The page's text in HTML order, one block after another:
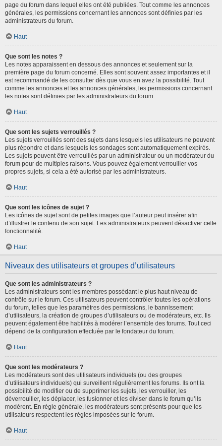
page du forum dans lequel elles ont été publiées. Tout comme les annonces
générales, les permissions concernant les annonces sont définies par les
administrateurs du forum.
Haut
Que sont les notes ?
Les notes apparaissent en dessous des annonces et seulement sur la
première page du forum concerné. Elles sont souvent assez importantes et il
est recommandé de les consulter dès que vous en avez la possibilité. Tout
comme les annonces et les annonces générales, les permissions concernant
les notes sont définies par les administrateurs du forum.
Haut
Que sont les sujets verrouillés ?
Les sujets verrouillés sont des sujets dans lesquels les utilisateurs ne peuvent
plus répondre et dans lesquels les sondages sont automatiquement expirés.
Les sujets peuvent être verrouillés par un administrateur ou un modérateur du
forum pour de multiples raisons. Vous pouvez également verrouiller vos
propres sujets, si cela a été autorisé par les administrateurs.
Haut
Que sont les icônes de sujet ?
Les icônes de sujet sont de petites images que l’auteur peut insérer afin
d’illustrer le contenu de son sujet. Les administrateurs peuvent désactiver cette
fonctionnalité.
Haut
Niveaux des utilisateurs et groupes d’utilisateurs
Que sont les administrateurs ?
Les administrateurs sont les membres possédant le plus haut niveau de
contrôle sur le forum. Ces utilisateurs peuvent contrôler toutes les opérations
du forum, telles que les paramètres des permissions, le bannissement
d’utilisateurs, la création de groupes d’utilisateurs ou de modérateurs, etc. Ils
peuvent également être habilités à modérer l’ensemble des forums. Tout ceci
dépend de la configuration effectuée par le fondateur du forum.
Haut
Que sont les modérateurs ?
Les modérateurs sont des utilisateurs individuels (ou des groupes
d’utilisateurs individuels) qui surveillent régulièrement les forums. Ils ont la
possibilité de modifier ou de supprimer les sujets, les verrouiller, les
déverrouiller, les déplacer, les fusionner et les diviser dans le forum qu’ils
modèrent. En règle générale, les modérateurs sont présents pour que les
utilisateurs respectent les règles imposées sur le forum.
Haut